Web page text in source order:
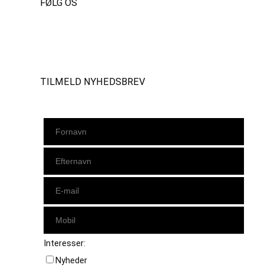
FØLG OS
TILMELD NYHEDSBREV
Interesser:
Nyheder